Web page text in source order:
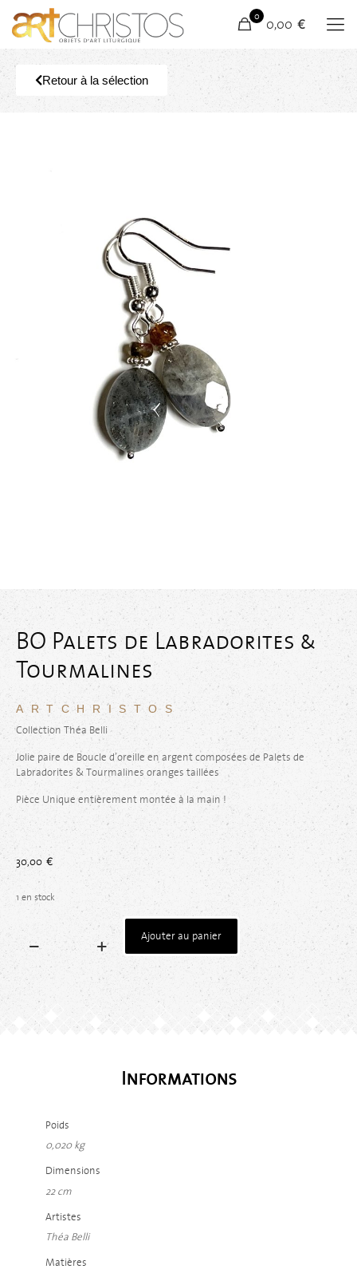
0 0,00 €
Retour à la sélection
BO Palets de Labradorites &
Tourmalines
ARTCHRISTOS
Collection Théa Belli
Jolie paire de Boucle d’oreille en argent composées de Palets de
Labradorites & Tourmalines oranges taillées
Pièce Unique entièrement montée à la main !
30,00 €
1 en stock
Ajouter au panier
Informations
Poids
0,020 kg
Dimensions
22 cm
Artistes
Théa Belli
Matières